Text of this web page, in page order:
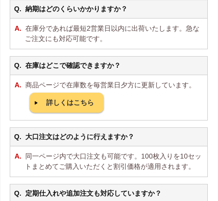
納期はどのくらいかかりますか？
在庫分であれば最短2営業日以内に出荷いたします。急な
ご注文にも対応可能です。
在庫はどこで確認できますか？
商品ページで在庫数を毎営業日夕方に更新しています。
詳しくはこちら
大口注文はどのように行えますか？
同一ページ内で大口注文も可能です。100枚入りを10セッ
トまとめてご購入いただくと割引価格が適用されます。
定期仕入れや追加注文も対応していますか？